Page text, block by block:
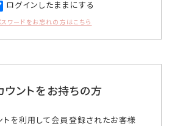
ログインしたままにする
スワードをお忘れの方はこちら
ントをお持ちの方
を利用して会員登録されたお客様